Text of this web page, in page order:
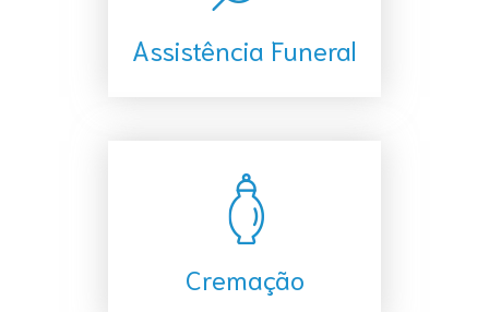
Assistência Funeral
Cremação